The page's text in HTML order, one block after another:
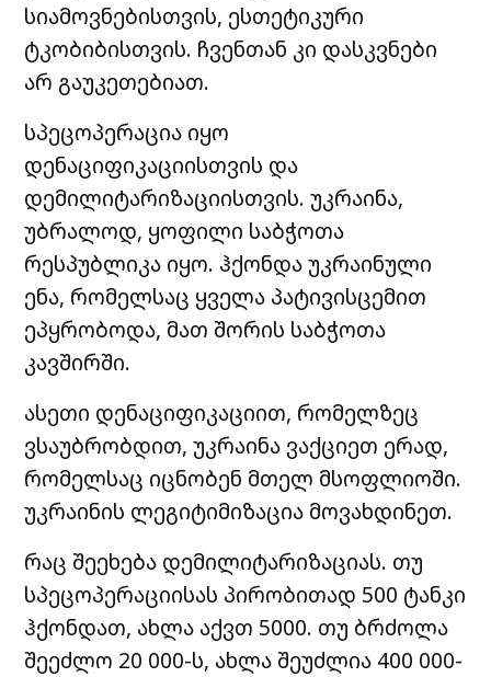
სიამოვნებისთვის, ესთეტიკური
ტკობიბისთვის. ჩვენთან კი დასკვნები
არ გაუკეთებიათ.
სპეცოპერაცია იყო
დენაციფიკაციისთვის და
დემილიტარიზაციისთვის. უკრაინა,
უბრალოდ, ყოფილი საბჭოთა
რესპუბლიკა იყო. ჰქონდა უკრაინული
ენა, რომელსაც ყველა პატივისცემით
ეპყრობოდა, მათ შორის საბჭოთა
კავშირში.
ასეთი დენაციფიკაციით, რომელზეც
ვსაუბრობდით, უკრაინა ვაქციეთ ერად,
რომელსაც იცნობენ მთელ მსოფლიოში.
უკრაინის ლეგიტიმიზაცია მოვახდინეთ.
რაც შეეხება დემილიტარიზაციას. თუ
სპეცოპერაციისას პირობითად 500 ტანკი
ჰქონდათ, ახლა აქვთ 5000. თუ ბრძოლა
შეეძლო 20 000-ს, ახლა შეუძლია 400 000-